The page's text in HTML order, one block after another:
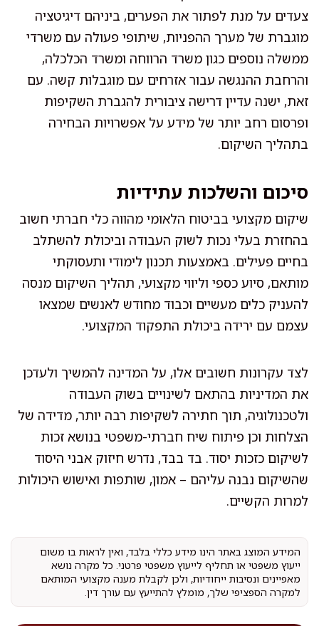
צעדים על מנת לפתור את הפערים, ביניהם דיגיטציה
מוגברת של מערך ההפניות, שיתופי פעולה עם משרדי
ממשלה נוספים כגון משרד הרווחה ומשרד הכלכלה,
והרחבת ההנגשה עבור אזרחים עם מוגבלות קשה. עם
זאת, ישנה עדיין דרישה ציבורית להגברת השקיפות
ופרסום רחב יותר של מידע על אפשרויות הבחירה
בתהליך השיקום.
סיכום והשלכות עתידיות
שיקום מקצועי בביטוח הלאומי מהווה כלי חברתי חשוב
בהחזרת בעלי נכות לשוק העבודה וביכולת להשתלב
בחיים פעילים. באמצעות תכנון לימודי ותעסוקתי
מותאם, סיוע כספי וליווי מקצועי, תהליך השיקום מנסה
להעניק כלים מעשיים וכבוד מחודש לאנשים שמצאו
עצמם עם ירידה ביכולת התפקוד המקצועי.
לצד עקרונות חשובים אלו, על המדינה להמשיך ולעדכן
את המדיניות בהתאם לשינויים בשוק העבודה
ולטכנולוגיה, תוך חתירה לשקיפות רבה יותר, מדידה של
הצלחות וכן פיתוח שיח חברתי-משפטי בנושא זכות
לשיקום כזכות יסוד. בד בבד, נדרש חיזוק אבני היסוד
שהשיקום נבנה עליהם – אמון, שותפות ואישוש היכולות
למרות הקשיים.
המידע המוצג באתר הינו מידע כללי בלבד, ואין לראות בו משום
ייעוץ משפטי או תחליף לייעוץ משפטי פרטני. כל מקרה נושא
מאפיינים ונסיבות ייחודיות, ולכן לקבלת מענה מקצועי המותאם
למקרה הספציפי שלך, מומלץ להתייעץ עם עורך דין.